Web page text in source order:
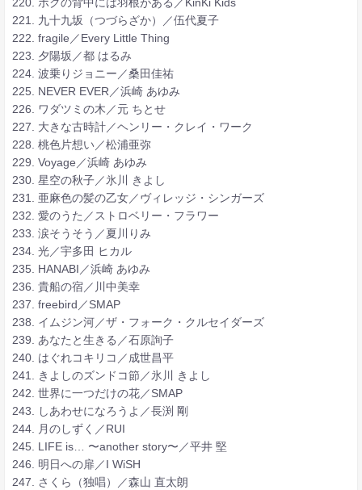
221. 九十九坂（つづらざか）／伍代夏子
222. fragile／Every Little Thing
223. 夕陽坂／都 はるみ
224. 波乗りジョニー／桑田佳祐
225. NEVER EVER／浜崎 あゆみ
226. ワダツミの木／元 ちとせ
227. 大きな古時計／ヘンリー・クレイ・ワーク
228. 桃色片想い／松浦亜弥
229. Voyage／浜崎 あゆみ
230. 星空の秋子／氷川 きよし
231. 亜麻色の髪の乙女／ヴィレッジ・シンガーズ
232. 愛のうた／ストロベリー・フラワー
233. 涙そうそう／夏川りみ
234. 光／宇多田 ヒカル
235. HANABI／浜崎 あゆみ
236. 貴船の宿／川中美幸
237. freebird／SMAP
238. イムジン河／ザ・フォーク・クルセイダーズ
239. あなたと生きる／石原詢子
240. はぐれコキリコ／成世昌平
241. きよしのズンドコ節／氷川 きよし
242. 世界に一つだけの花／SMAP
243. しあわせになろうよ／長渕 剛
244. 月のしずく／RUI
245. LIFE is… 〜another story〜／平井 堅
246. 明日への扉／I WiSH
247. さくら（独唱）／森山 直太朗